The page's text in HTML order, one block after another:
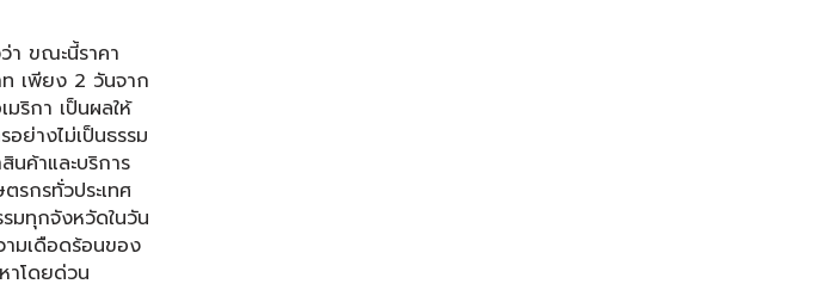
า ขณะนี้ราคา
เพียง 2 วันจาก
ริกา เป็นผลให้
ย่างไม่เป็นธรรม
ค้าและบริการ
รกรทั่วประเทศ
มทุกจังหวัดในวัน
มเดือดร้อนของ
าโดยด่วน